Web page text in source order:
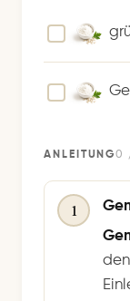
c
ANLEITUNG0
1